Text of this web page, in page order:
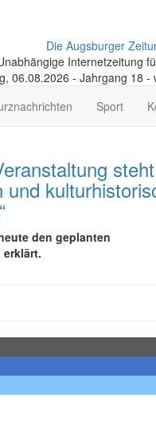
Die Augsburger
Internetzeitung
06.08.2026 - Jahrgang 18 -
Sport
den geplanten
erklärt.